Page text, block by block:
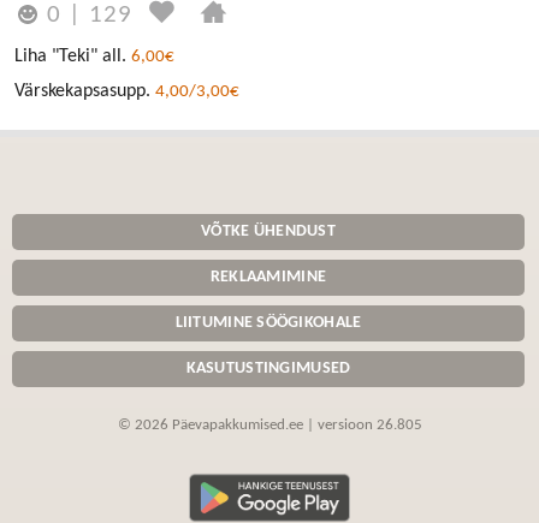
0 129
Liha "Teki" all. 6,00€
Värskekapsasupp. 4,00/3,00€
VÕTKE ÜHENDUST
REKLAAMIMINE
LIITUMINE SÖÖGIKOHALE
KASUTUSTINGIMUSED
© 2026 Päevapakkumised.ee | versioon 26.805